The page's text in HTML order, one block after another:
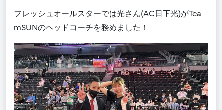
フレッシュオールスターでは光さん(AC 日下光)がTea
mSUNのヘッドコーチを務めました！